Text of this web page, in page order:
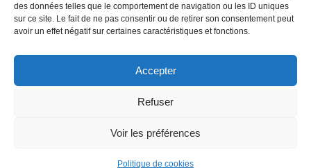
des données telles que le comportement de navigation ou les ID uniques
sur ce site. Le fait de ne pas consentir ou de retirer son consentement peut
avoir un effet négatif sur certaines caractéristiques et fonctions.
Accepter
Refuser
Voir les préférences
Politique de cookies
Votre e-mail sera utilisé uniquement pour nous permettre de vous envoyer notre
désinscrire en utilisant le lien se désabonner de la newsletter.